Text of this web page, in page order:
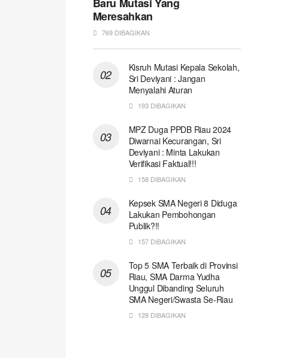
Meresahkan
769 DIBAGIKAN
Kisruh Mutasi Kepala Sekolah,
Sri Deviyani : Jangan
Menyalahi Aturan
193 DIBAGIKAN
MPZ Duga PPDB Riau 2024
Diwarnai Kecurangan, Sri
Deviyani : Minta Lakukan
Verifikasi Faktual!!!
158 DIBAGIKAN
Kepsek SMA Negeri 8 Diduga
Lakukan Pembohongan
Publik?!!
157 DIBAGIKAN
Top 5 SMA Terbaik di Provinsi
Riau, SMA Darma Yudha
Unggul Dibanding Seluruh
SMA Negeri/Swasta Se-Riau
128 DIBAGIKAN